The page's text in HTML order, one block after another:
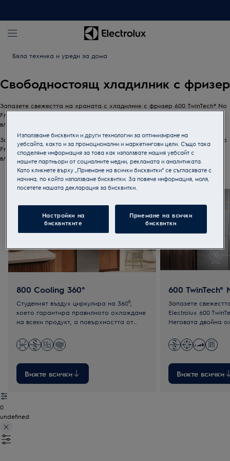
Бяла техника и уреди за дома
Свободностоящ хладилник с фризер
Запазете свежестта на храната с хладилник с фризер 600 TwinTech® No
Frost. Неговата двойна охладителна система осигурява идеална
влажност в хладилника и предотвратява замръзването във фризера.
Запазете свежестта на храната с хладилник с фризер 600 TwinTech® No
Frost. Неговата двойна охладителна система осигурява идеална
влажност в хладилника и предотвратява замръзването във фризера.
3
800 Cooling 360°
Студеният въздух циркулира на 360⁰,
което гарантира правилното охлаждане
на всеки продукт, а повърхността от
температурата равномерно.
Вижте всички
600 TwinTech®
Запазете
Electrolux 600
Неговата двойна
предотвратява
фризера.
Вижте всички
0
undefined
Използваме бисквитки и други технологии за оптимизиране на
уебсайта, както и за промоционални и маркетингови цели. Също така
споделяме информация за това как използвате нашия уебсайт с
нашите партньори от социалните медии, рекламата и аналитиката.
Като кликнете върху „Приемане на всички бисквитки“ се съгласявате с
начина, по който използваме бисквитки. За повече информация, моля,
посетете нашата декларация за бисквитки.
Настройки на
бисквитките
Приемане на всички
бисквитки